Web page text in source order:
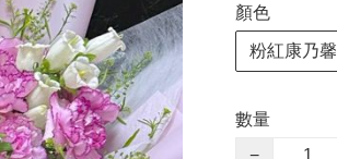
顏色
粉紅康乃馨
數量
−